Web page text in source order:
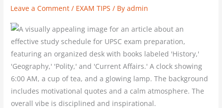
Leave a Comment / EXAM TIPS / Byadmin